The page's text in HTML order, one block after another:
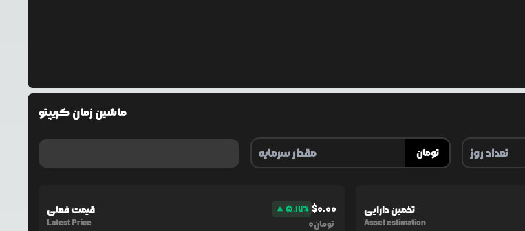
ماشین زمان کریپتو
تومان
قیمت فعلی
Latest Price
5.17% $0.00
0تومان
تخمین دارایی
Asset estimation